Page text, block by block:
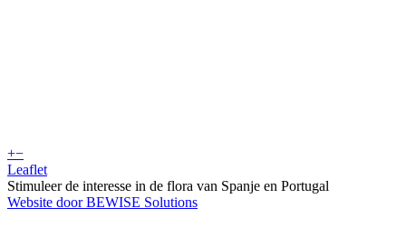
+−
Leaflet
Stimuleer de interesse in de flora van Spanje en Portugal
Website door BEWISE Solutions